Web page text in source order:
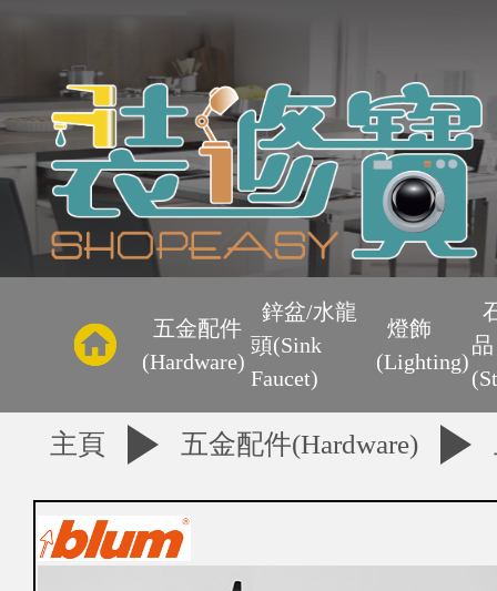
主
頁
優
惠
區
購
五金配件
(Hardware)
鋅盆/水龍
頭(Sink
Faucet)
燈飾
(Lighting)
品
主頁 五金配件(Hardware)